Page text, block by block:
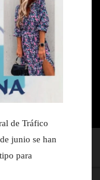
de Tráfico
junio se han
para